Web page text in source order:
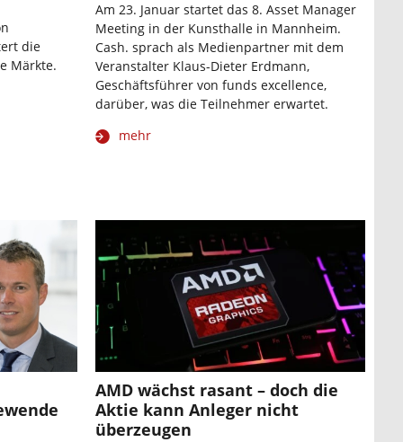
die
Märkte.
Am 23. Januar startet das 8. Asset Manager
Meeting in der Kunsthalle in Mannheim.
Cash. sprach als Medienpartner mit dem
Veranstalter Klaus-Dieter Erdmann,
Geschäftsführer von funds excellence,
darüber, was die Teilnehmer erwartet.
mehr
AMD wächst rasant – doch die
Aktie kann Anleger nicht
überzeugen